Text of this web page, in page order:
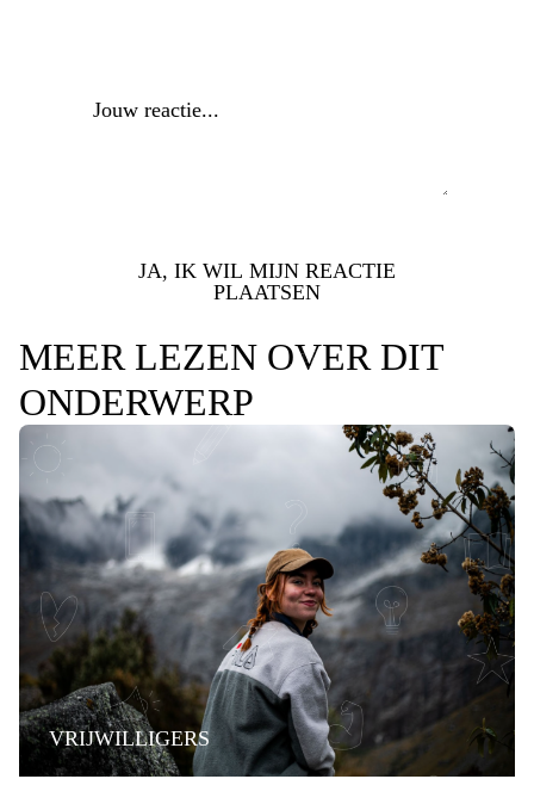
JA, IK WIL MIJN REACTIE
PLAATSEN
MEER LEZEN OVER DIT
ONDERWERP
VRIJWILLIGERS